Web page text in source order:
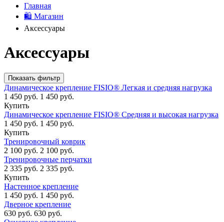
Главная
🛍️ Магазин
Аксессуары
Аксессуары
Показать фильтр
Динамическое крепление FISIO® Легкая и средняя нагрузка
1 450 руб. 1 450 руб.
Купить
Динамическое крепление FISIO® Средняя и высокая нагрузка
1 450 руб. 1 450 руб.
Купить
Тренировочный коврик
2 100 руб. 2 100 руб.
Тренировочные перчатки
2 335 руб. 2 335 руб.
Купить
Настенное крепление
1 450 руб. 1 450 руб.
Дверное крепление
630 руб. 630 руб.